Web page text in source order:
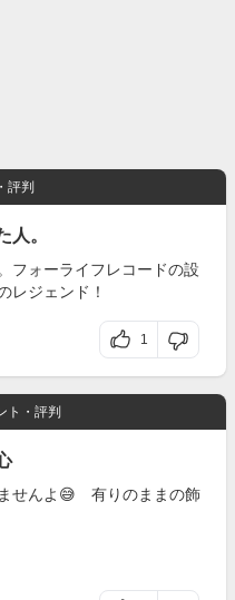
評判
人。
フォーライフレコードの設
レジェンド！
1
ト・評判
せんよ😅 有りのままの飾